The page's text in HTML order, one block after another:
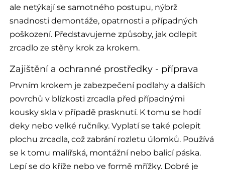
ale netýkají se samotného postupu, nýbrž
snadnosti demontáže, opatrnosti a případných
poškození. Představujeme způsoby, jak odlepit
zrcadlo ze stěny krok za krokem.
Zajištění a ochranné prostředky - příprava
Prvním krokem je zabezpečení podlahy a dalších
povrchů v blízkosti zrcadla před případnými
kousky skla v případě prasknutí. K tomu se hodí
deky nebo velké ručníky. Vyplatí se také polepit
plochu zrcadla, což zabrání rozletu úlomků. Používá
se k tomu malířská, montážní nebo balicí páska.
Lepí se do kříže nebo ve formě mřížky. Dobré je